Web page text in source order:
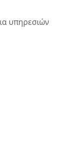
υπηρεσιών